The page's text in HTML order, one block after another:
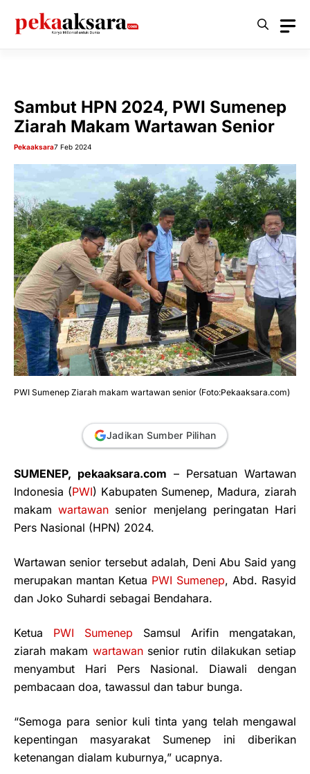
Sambut HPN 2024, PWI Sumenep
Ziarah Makam Wartawan Senior
Pekaaksara7 Feb 2024
PWI Sumenep Ziarah makam wartawan senior (Foto:Pekaaksara.com)
Jadikan Sumber Pilihan
SUMENEP, pekaaksara.com – Persatuan Wartawan
Indonesia (PWI) Kabupaten Sumenep, Madura, ziarah
makamwartawan senior menjelang peringatan Hari
Pers Nasional (HPN) 2024.
Wartawan senior tersebut adalah, Deni Abu Said yang
merupakan mantan Ketua PWI Sumenep, Abd. Rasyid
dan Joko Suhardi sebagai Bendahara.
Ketua PWI Sumenep Samsul Arifin mengatakan,
ziarah makam wartawansenior rutin dilakukan setiap
menyambut Hari Pers Nasional. Diawali dengan
pembacaan doa, tawassul dan tabur bunga.
“Semoga para senior kuli tinta yang telah mengawal
kepentingan masyarakat Sumenep ini diberikan
ketenangan dialam kuburnya,” ucapnya.